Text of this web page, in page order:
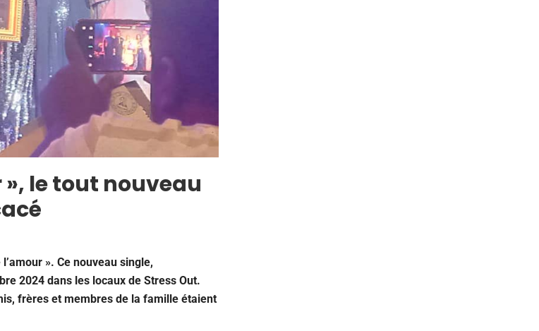
», le tout nouveau
». Ce nouveau single,
2024 dans les locaux de Stress Out.
frères et membres de la famille étaient